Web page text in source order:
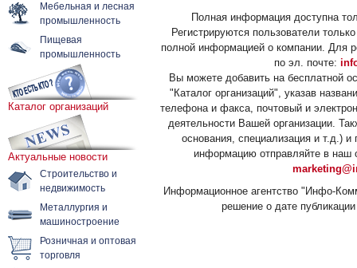
Мебельная и лесная
промышленность
Пищевая
промышленность
Каталог организаций
Актуальные новости
Строительство и
недвижимость
Металлургия и
машиностроение
Розничная и оптовая
торговля
Полная информация доступна
Регистрируются пользователи
полной информацией о компании. Для
по эл. почте:
Вы можете добавить на бесплатной
"Каталог организаций", указав
телефона и факса, почтовый и
деятельности Вашей организации.
основания, специализация и т.д.)
информацию отправляйте в наш
Информационное агентство "Инфо-
решение о дате